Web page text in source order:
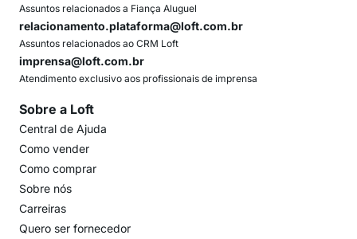
Assuntos relacionados a Fiança Aluguel
relacionamento.plataforma@loft.com.br
Assuntos relacionados ao CRM Loft
imprensa@loft.com.br
Atendimento exclusivo aos profissionais de imprensa
Sobre a Loft
Central de Ajuda
Como vender
Como comprar
Sobre nós
Carreiras
Quero ser fornecedor